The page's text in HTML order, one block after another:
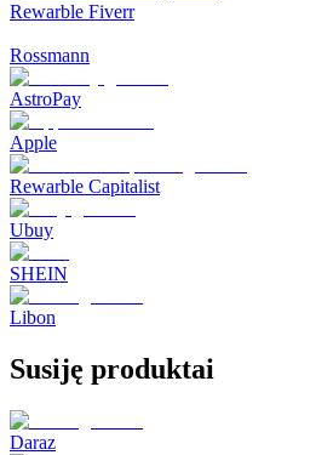
Rewarble Fiverr
Rossmann
AstroPay
Apple
Rewarble Capitalist
Ubuy
SHEIN
Libon
Susiję produktai
Daraz